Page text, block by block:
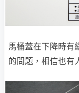
馬桶蓋在下降時有
的問題，相信也有